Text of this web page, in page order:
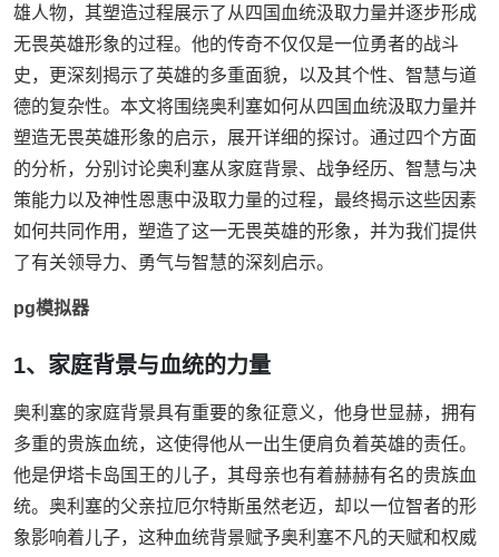
雄人物，其塑造过程展示了从四国血统汲取力量并逐步形成
无畏英雄形象的过程。他的传奇不仅仅是一位勇者的战斗
史，更深刻揭示了英雄的多重面貌，以及其个性、智慧与道
德的复杂性。本文将围绕奥利塞如何从四国血统汲取力量并
塑造无畏英雄形象的启示，展开详细的探讨。通过四个方面
的分析，分别讨论奥利塞从家庭背景、战争经历、智慧与决
策能力以及神性恩惠中汲取力量的过程，最终揭示这些因素
如何共同作用，塑造了这一无畏英雄的形象，并为我们提供
了有关领导力、勇气与智慧的深刻启示。
pg模拟器
1、家庭背景与血统的力量
奥利塞的家庭背景具有重要的象征意义，他身世显赫，拥有
多重的贵族血统，这使得他从一出生便肩负着英雄的责任。
他是伊塔卡岛国王的儿子，其母亲也有着赫赫有名的贵族血
统。奥利塞的父亲拉厄尔特斯虽然老迈，却以一位智者的形
象影响着儿子，这种血统背景赋予奥利塞不凡的天赋和权威